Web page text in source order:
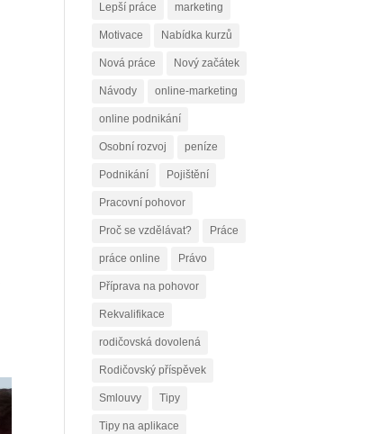
Lepší práce marketing
Motivace Nabídka kurzů
Nová práce Nový začátek
Návody online-marketing
online podnikání
Osobní rozvoj peníze
Podnikání Pojištění
Pracovní pohovor
Proč se vzdělávat? Práce
práce online Právo
Příprava na pohovor
Rekvalifikace
rodičovská dovolená
Rodičovský příspěvek
Smlouvy Tipy
Tipy na aplikace